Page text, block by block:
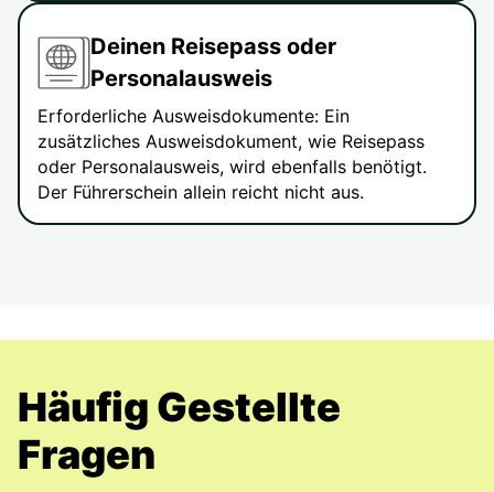
Deinen Reisepass oder
Personalausweis
Erforderliche Ausweisdokumente: Ein
zusätzliches Ausweisdokument, wie Reisepass
oder Personalausweis, wird ebenfalls benötigt.
Der Führerschein allein reicht nicht aus.
Häufig Gestellte
Fragen